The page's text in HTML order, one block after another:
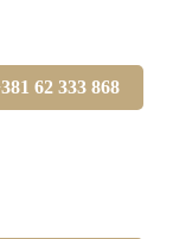
62 333 868